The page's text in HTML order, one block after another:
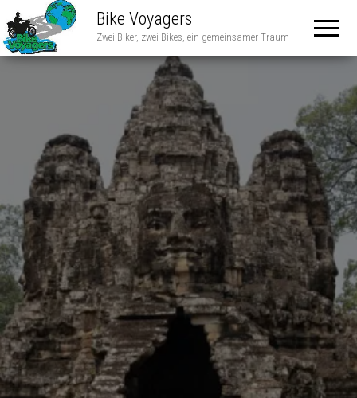
Bike Voyagers
Zwei Biker, zwei Bikes, ein gemeinsamer Traum